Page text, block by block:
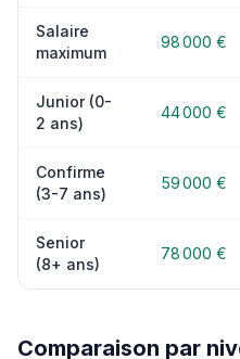
Salaire
maximum
98 000 €
Junior (0-
2 ans)
44 000 €
Confirme
(3-7 ans)
59 000 €
Senior
(8+ ans)
78 000 €
Comparaison par